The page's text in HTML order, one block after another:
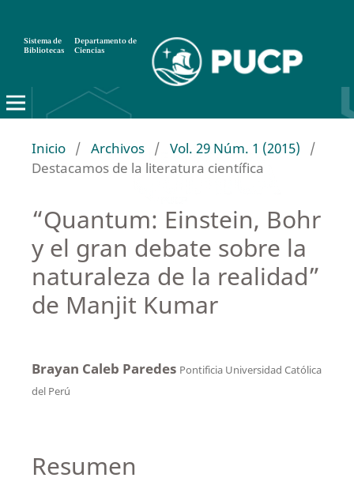
Sistema de
Bibliotecas
Departamento de
Ciencias
Inicio / Archivos / Vol. 29 Núm. 1 (2015)
/
Destacamos de la literatura científica
“Quantum: Einstein, Bohr
y el gran debate sobre la
naturaleza de la realidad”
de Manjit Kumar
Brayan Caleb Paredes Pontificia Universidad Católica
del Perú
Resumen